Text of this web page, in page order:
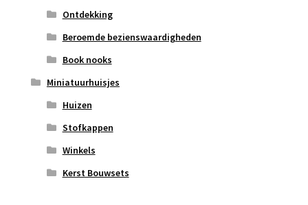
Ontdekking
Beroemde bezienswaardigheden
Book nooks
Miniatuurhuisjes
Huizen
Stofkappen
Winkels
Kerst Bouwsets